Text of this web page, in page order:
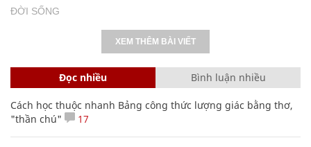
ĐỜI SỐNG
XEM THÊM BÀI VIẾT
Đọc nhiều Bình luận nhiều
Cách học thuộc nhanh Bảng công thức lượng giác bằng thơ,
"thần chú"
17